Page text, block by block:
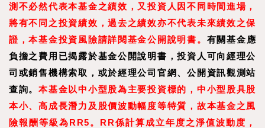
測不必然代表本基金之績效，又投資人因不同時間進場，
將有不同之投資績效，過去之績效亦不代表未來績效之保
證，本基金投資風險請詳閱基金公開說明書。 有關基金應
負擔之費用已揭露於基金公開說明書，投資人可向經理公
司或銷售機構索取，或於經理公司官網、公開資訊觀測站
查詢。本基金以中小型股為主要投資標的，中小型股具股
本小、高成長潛力及股價波動幅度等特質，故本基金之風
險報酬等級為RR5。RR係計算成立年度之淨值波動度，